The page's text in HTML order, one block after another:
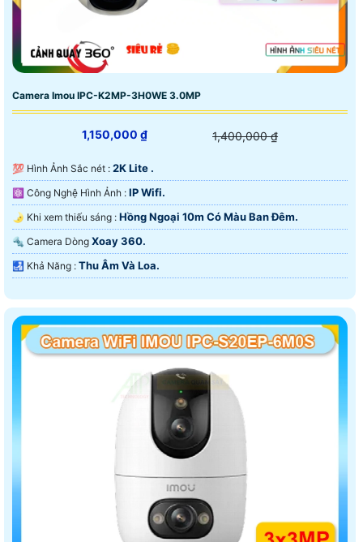
Camera Imou IPC-K2MP-3H0WE 3.0MP
1,150,000 ₫ 1,400,000 ₫
💯 Hình Ảnh Sắc nét : 2K Lite .
⚛️ Công Nghệ Hình Ảnh : IP Wifi.
🌛 Khi xem thiếu sáng : Hồng Ngoại 10m Có Màu Ban Ðêm.
🔩 Camera Dòng Xoay 360.
️🛃 Khả Năng : Thu Âm Và Loa.